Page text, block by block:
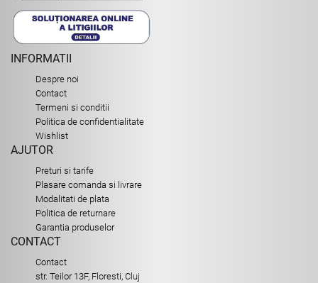
INFORMATII
Despre noi
Contact
Termeni si conditii
Politica de confidentialitate
Wishlist
AJUTOR
Preturi si tarife
Plasare comanda si livrare
Modalitati de plata
Politica de returnare
Garantia produselor
CONTACT
Contact
str. Teilor 13F, Floresti, Cluj